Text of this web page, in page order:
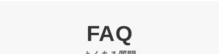
FAQ